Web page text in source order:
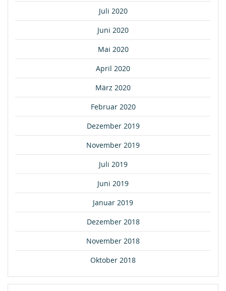
Juli 2020
Juni 2020
Mai 2020
April 2020
März 2020
Februar 2020
Dezember 2019
November 2019
Juli 2019
Juni 2019
Januar 2019
Dezember 2018
November 2018
Oktober 2018